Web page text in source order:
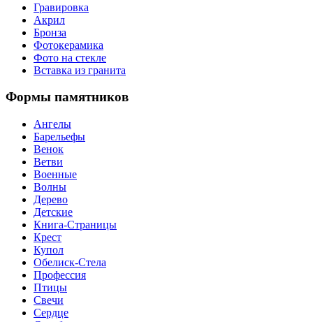
Гравировка
Акрил
Бронза
Фотокерамика
Фото на стекле
Вставка из гранита
Формы памятников
Ангелы
Барельефы
Венок
Ветви
Военные
Волны
Дерево
Детские
Книга-Страницы
Крест
Купол
Обелиск-Стела
Профессия
Птицы
Свечи
Сердце